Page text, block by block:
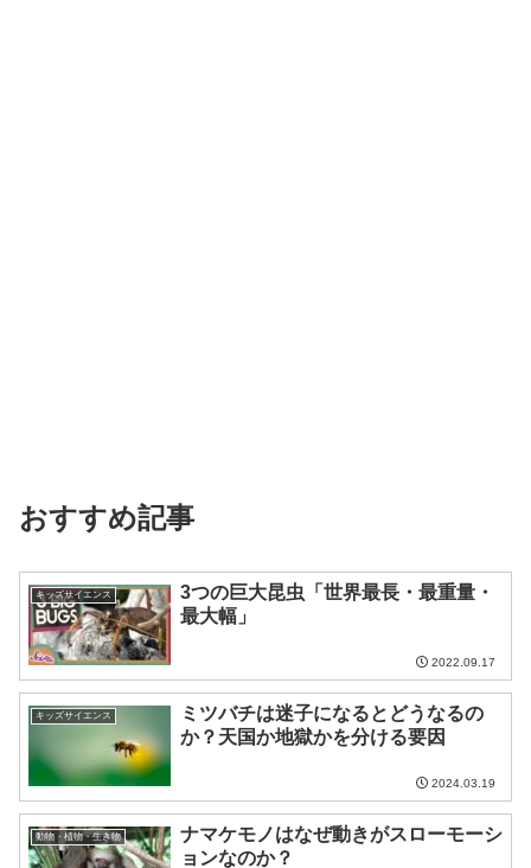
おすすめ記事
キッズサイエンス
3つの巨大昆虫「世界最長・最重量・
最大幅」
2022.09.17
キッズサイエンス
ミツバチは迷子になるとどうなるの
か？天国か地獄かを分ける要因
2024.03.19
動物・植物・生き物
ナマケモノはなぜ動きがスローモーシ
ョンなのか？